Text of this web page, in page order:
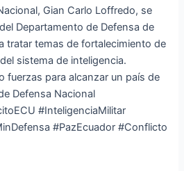
Gian Carlo Loffredo, se
Departamento de Defensa de
tratar temas de fortalecimiento de
sistema de inteligencia.
fuerzas para alcanzar un país de
Defensa Nacional
#InteligenciaMilitar
#PazEcuador #Conflicto